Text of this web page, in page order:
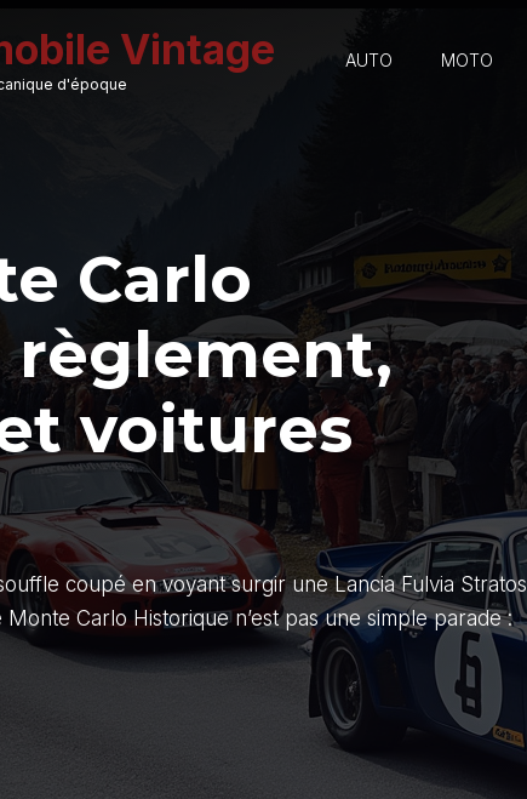
Vintage
d'époque
AUTO MOTO
Carlo
règlement,
voitures
coupé en voyant surgir une Lancia Fulvia Stratos
Carlo Historique n’est pas une simple parade :